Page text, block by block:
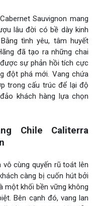
Sauvignon mang
lâu đời có bề dày kinh
tình yêu, tâm huyết
đã tạo ra những chai
sự phản hồi tích cực
đột phá mới. Vang chứa
trong cấu trúc để lại độ
khách hàng lựa chọn
Chile Caliterra
cùng quyến rũ toát lên
càng bị cuốn hút bởi
một khối bền vững không
Bên cạnh đó, vang lan